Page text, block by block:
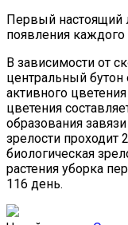
Первый настоящий
появления
В зависимости от
центральный
активного
цветения
образования
зрелости проходит
биологическая
растения уборка
116 день.